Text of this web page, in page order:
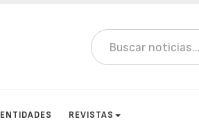
ENTIDADES REVISTAS